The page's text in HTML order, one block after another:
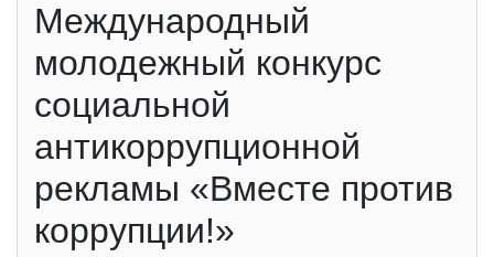
Международный
молодежный конкурс
социальной
антикоррупционной
рекламы «Вместе против
коррупции!»